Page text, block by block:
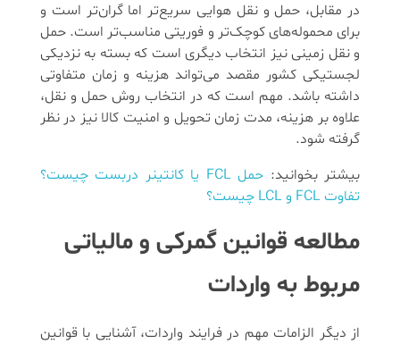
در مقابل، حمل و نقل هوایی سریع‌تر اما گران‌تر است و
برای محموله‌های کوچک‌تر و فوریتی مناسب‌تر است. حمل
و نقل زمینی نیز انتخاب دیگری است که بسته به نزدیکی
لجستیکی کشور مقصد می‌تواند هزینه و زمان متفاوتی
داشته باشد. مهم است که در انتخاب روش حمل و نقل،
علاوه بر هزینه، مدت زمان تحویل و امنیت کالا نیز در نظر
گرفته شود.
بیشتر بخوانید:
حمل FCL یا کانتینر دربست چیست؟
تفاوت FCL و LCL چیست؟
مطالعه قوانین گمرکی و مالیاتی
مربوط به واردات
از دیگر الزامات مهم در فرایند واردات، آشنایی با قوانین